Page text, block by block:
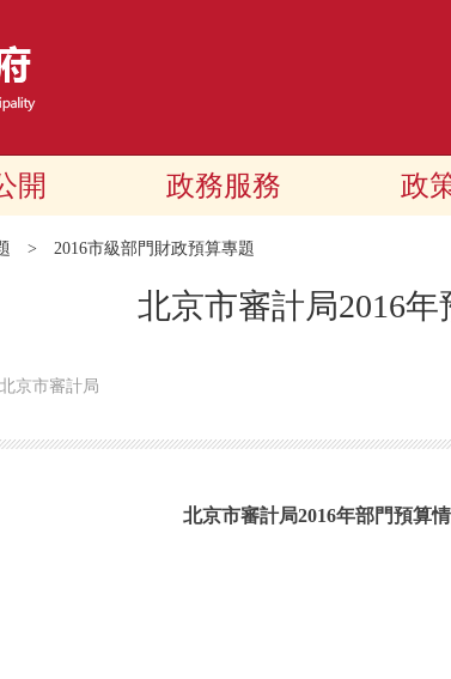
開 政務服務 政
> 2016市級部門財政預算專題
北京市審計局2016年
京市審計局
北京市審計局2016年部門預算